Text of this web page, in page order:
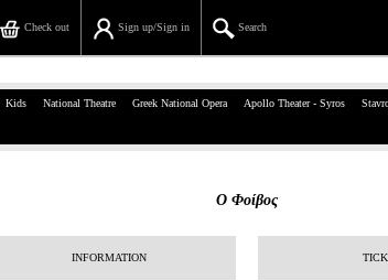
Search
Sign up/Sign in
Check out
39, Panepistimiou Str, Athens
Kids National Theatre Greek National Opera Apollo Theater - Syros
Ο Φοίβος
INFORMATION